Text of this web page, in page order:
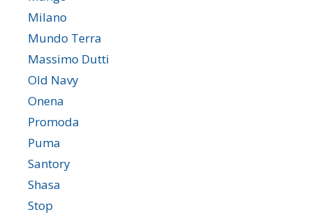
Milano
Mundo Terra
Massimo Dutti
Old Navy
Onena
Promoda
Puma
Santory
Shasa
Stop